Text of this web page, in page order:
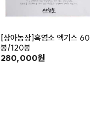
[상아농장]흑염소 엑기스 60
봉/120봉
280,000원